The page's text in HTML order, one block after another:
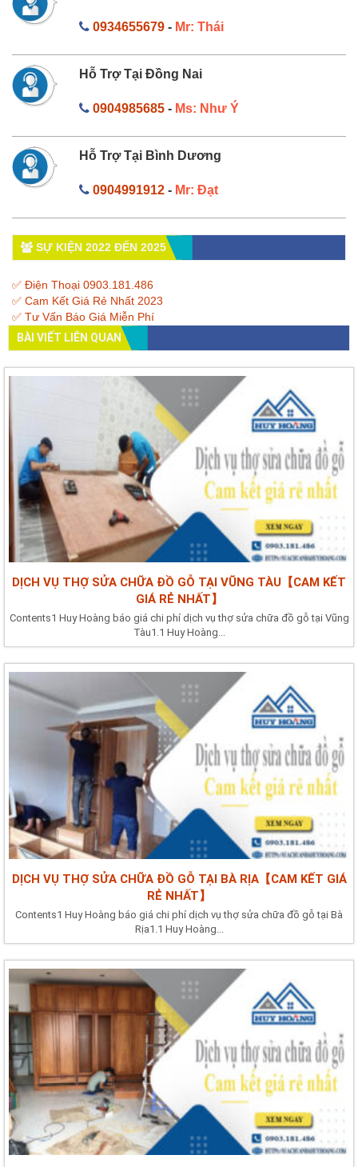
0934655679- Mr: Thái
Hỗ Trợ Tại Đồng Nai
0904985685- Ms: Như Ý
Hỗ Trợ Tại Bình Dương
0904991912- Mr: Đạt
SỰ KIỆN 2022 ĐẾN 2025
✅ Điện Thoại 0903.181.486
✅ Cam Kết Giá Rẻ Nhất 2023
✅ Tư Vấn Báo Giá Miễn Phí
BÀI VIẾT LIÊN QUAN
DỊCH VỤ THỢ SỬA CHỮA ĐỒ GỖ TẠI VŨNG TÀU【CAM KẾT
GIÁ RẺ NHẤT】
Contents1 Huy Hoàng báo giá chi phí dịch vụ thợ sửa chữa đồ gỗ tại Vũng
Tàu1.1 Huy Hoàng...
DỊCH VỤ THỢ SỬA CHỮA ĐỒ GỖ TẠI BÀ RỊA【CAM KẾT GIÁ
RẺ NHẤT】
Contents1 Huy Hoàng báo giá chi phí dịch vụ thợ sửa chữa đồ gỗ tại Bà
Rịa1.1 Huy Hoàng...